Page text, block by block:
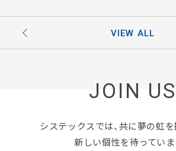
VIEW ALL
JOIN US
システックスでは、共に夢の虹を
新しい個性を待っていま